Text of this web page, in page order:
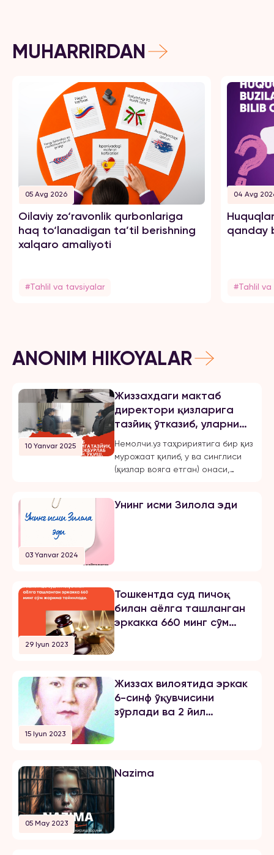
MUHARRIRDAN
05 Avg 2026
Oilaviy zo‘ravonlik qurbonlariga
haq to‘lanadigan ta’til berishning
xalqaro amaliyoti
#Tahlil va tavsiyalar
04 Avg
qanday
#Tahlil
ANONIM HIKOYALAR
10 Yanvar 2025
Жиззахдаги мактаб
директори қизларига
тазйиқ ўтказиб, уларни
мажбурлаб турмушга
чиқарган, ўқиш,
ишлашдан маҳрум қилган
Немолчи.уз таҳририятига бир қиз
мурожаат қилиб, у ва синглиси
(қизлар вояга етган) онаси,
Хасанова томонидан бир неча
ишлайман. 2024 йил 31 октябрь
куни мени умуман норози бўлган
йигитга […]
03 Yanvar 2024
Унинг исми Зилола эди
29 Iyun 2023
Тошкентда суд пичоқ
билан аёлга ташланган
эркакка 660 минг сўм
15 Iyun 2023
Жиззах вилоятида эркак
6-синф ўқувчисини
зўрлади ва 2 йил
05 May 2023
Nazima